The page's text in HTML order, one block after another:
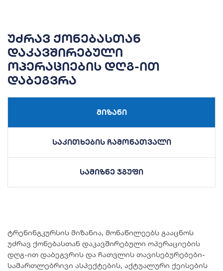
უძრავ ქონებასთან
დაკავშირებული
ოპერაციების დღგ-ით
დაბეგვრა
მიზანი
საკითხების ჩამონათვალი
სამიზნე ჯგუფი
ტრენინგკურსის მიზანია, მონაწილეებს გააცნოს
უძრავ ქონებასთან დაკავშირებული ოპერაციების
დღგ-ით დაბეგვრის და ჩათვლის თავისებურებები-
სამართლებრივი ასპექტების, აქტუალური ქეისების